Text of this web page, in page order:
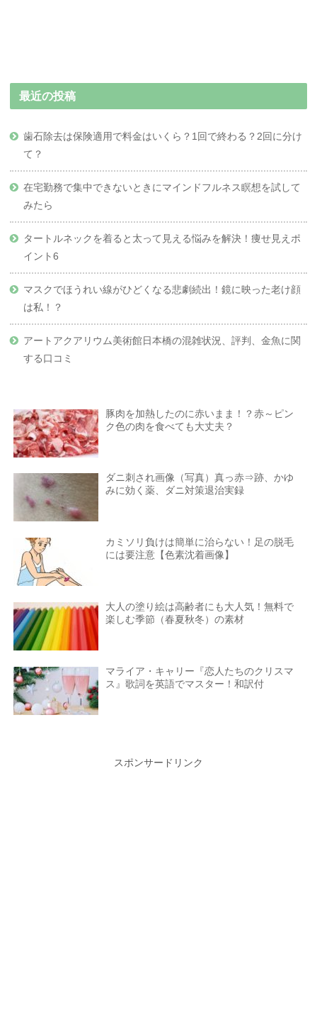
最近の投稿
歯石除去は保険適用で料金はいくら？1回で終わる？2回に分け
て？
在宅勤務で集中できないときにマインドフルネス瞑想を試して
みたら
タートルネックを着ると太って見える悩みを解決！痩せ見えポ
イント6
マスクでほうれい線がひどくなる悲劇続出！鏡に映った老け顔
は私！？
アートアクアリウム美術館日本橋の混雑状況、評判、金魚に関
する口コミ
豚肉を加熱したのに赤いまま！？赤～ピン
ク色の肉を食べても大丈夫？
ダニ刺され画像（写真）真っ赤⇒跡、かゆ
みに効く薬、ダニ対策退治実録
カミソリ負けは簡単に治らない！足の脱毛
には要注意【色素沈着画像】
大人の塗り絵は高齢者にも大人気！無料で
楽しむ季節（春夏秋冬）の素材
マライア・キャリー『恋人たちのクリスマ
ス』歌詞を英語でマスター！和訳付
スポンサードリンク